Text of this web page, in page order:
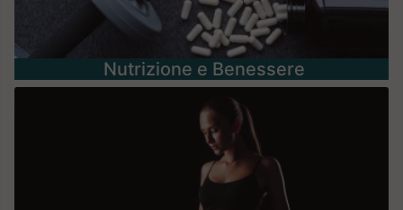
Nutrizione e Benessere